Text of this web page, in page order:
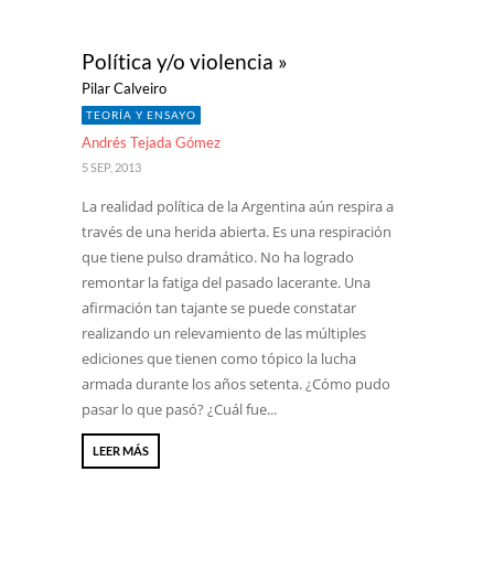
Política y/o violencia »
Pilar Calveiro
TEORÍA Y ENSAYO
Andrés Tejada Gómez
5 SEP, 2013
La realidad política de la Argentina aún respira a
través de una herida abierta. Es una respiración
que tiene pulso dramático. No ha logrado
remontar la fatiga del pasado lacerante. Una
afirmación tan tajante se puede constatar
realizando un relevamiento de las múltiples
ediciones que tienen como tópico la lucha
armada durante los años setenta. ¿Cómo pudo
pasar lo que pasó? ¿Cuál fue...
LEER MÁS